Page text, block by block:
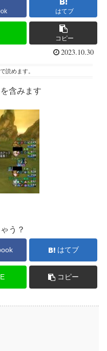
はてブ
コピー
2023.10.30
で読めます。
含みます
う？
はてブ
コピー